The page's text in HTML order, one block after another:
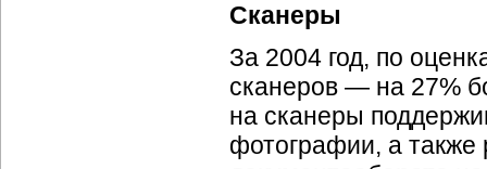
Сканеры
За 2004 год, по
сканеров — на 27%
на сканеры
фотографии, а также